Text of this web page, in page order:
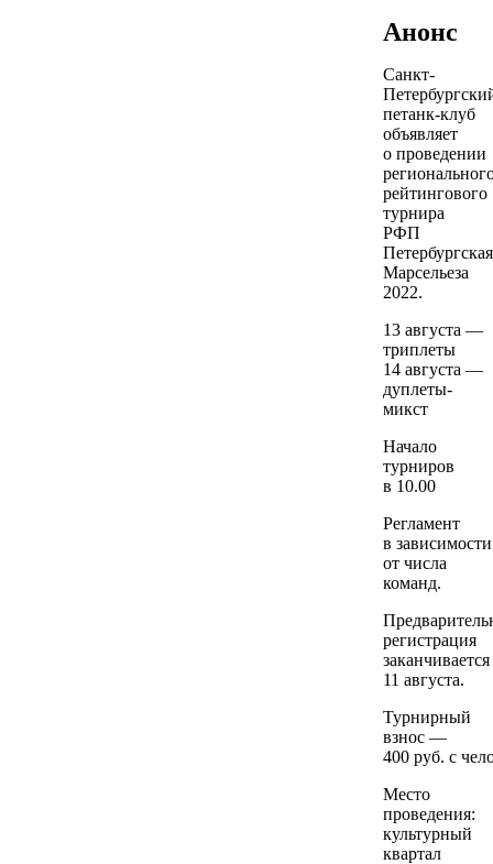
Анонс
Санкт-
петанк-клуб
объявляет
о проведении
рейтингового
турнира
РФП
Петербургская
Марсельеза
2022.
13 августа —
триплеты
14 августа —
дуплеты-
микст
Начало
турниров
в 10.00
Регламент
в зависимости
от числа
команд.
регистрация
заканчивается
11 августа.
Турнирный
взнос —
400 руб. с
Место
проведения:
культурный
квартал